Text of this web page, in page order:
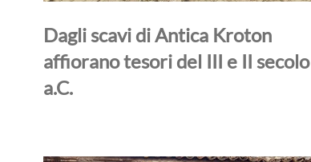
Dagli scavi di Antica Kroton
affiorano tesori del III e II secolo
a.C.